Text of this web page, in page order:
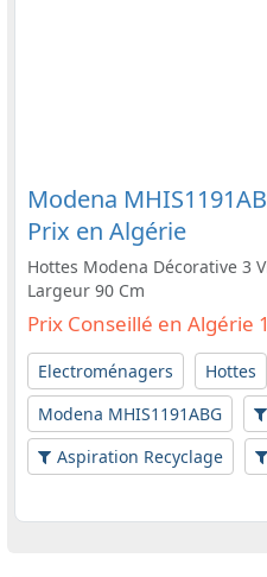
Modena
Prix en Algérie
Hottes Modena Décorative 3
Largeur 90 Cm
Prix Conseillé en Algérie
Electroménagers Hottes
Modena MHIS1191ABG
Aspiration Recyclage